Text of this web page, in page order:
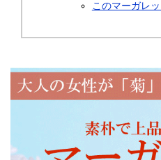
このマーガレ